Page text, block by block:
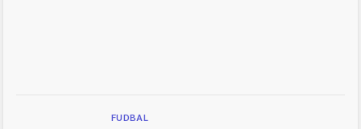
FUDBAL